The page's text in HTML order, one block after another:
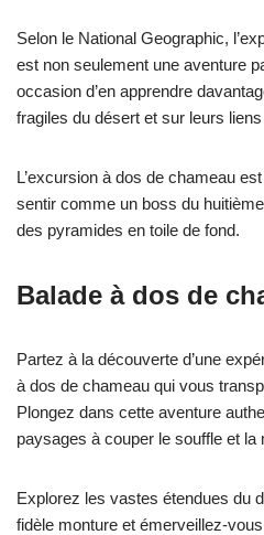
Selon le National Geographic,
est non seulement une aventure
occasion d’en apprendre
fragiles du désert et sur leurs
L’excursion à dos de chameau
sentir comme un boss du
des pyramides en toile de fond.
Balade à dos de
Partez à la découverte d’une
à dos de chameau qui vous
Plongez dans cette aventure
paysages à couper le souffle et
Explorez les vastes étendues du
fidèle monture et émerveillez-